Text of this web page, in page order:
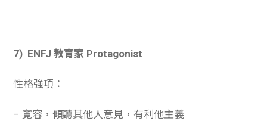
7) ENFJ 教育家 Protagonist
性格強項：
– 寬容，傾聽其他人意見，有利他主義